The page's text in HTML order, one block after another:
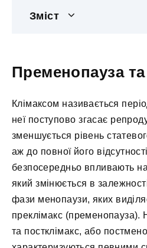
Зміст
Пременопауза та
Клімаксом називається
неї поступово згасає
зменшується рівень
аж до повної його
безпосередньо впливають
який змінюється в
фази менопаузи, яких
преклімакс (пременопауза).
та постклімакс, або